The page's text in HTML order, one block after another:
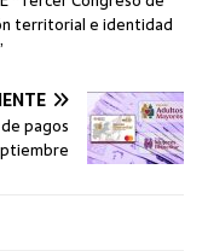
territorial e identidad
pagos